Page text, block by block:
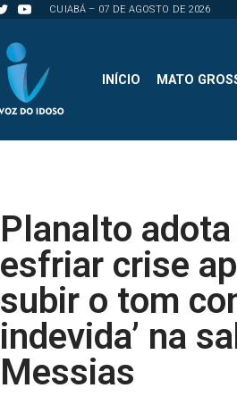
CUIABÁ – 07 DE AGOSTO DE 2026
INÍCIO MATO
Planalto
esfriar crise
subir o tom
indevida’ na
Messias